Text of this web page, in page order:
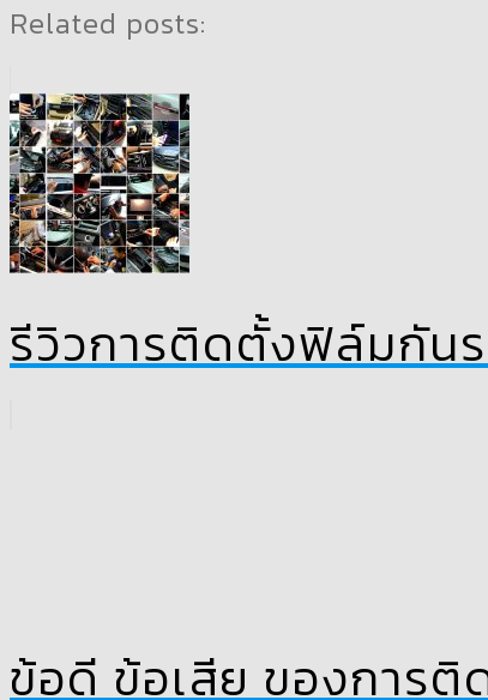
Related posts:
รีวิวการติดตั้งฟิล์มกัน
ข้อดี ข้อเสีย ของการ